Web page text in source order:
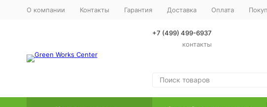
О компании Контакты Гарантия Доставка Оплата
+7 (499) 499-6937
контакты